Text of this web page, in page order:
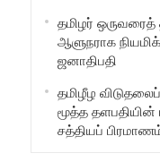
தமிழர்
ஆளுநராக
ஜனாதிபதி
தமிழீழ
மூத்த
சத்தியப்